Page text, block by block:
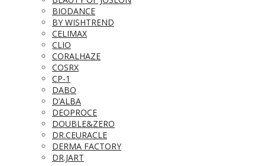
BIODANCE
BY WISHTREND
CELIMAX
CLIO
CORALHAZE
COSRX
CP-1
DABO
D’ALBA
DEOPROCE
DOUBLE&ZERO
DR.CEURACLE
DERMA FACTORY
DR.JART